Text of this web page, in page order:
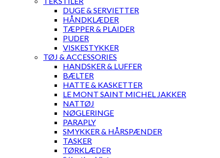
DUGE & SERVIETTER
HÅNDKLÆDER
TÆPPER & PLAIDER
PUDER
VISKESTYKKER
TØJ & ACCESSORIES
HANDSKER & LUFFER
BÆLTER
HATTE & KASKETTER
LE MONT SAINT MICHEL JAKKER
NATTØJ
NØGLERINGE
PARAPLY
SMYKKER & HÅRSPÆNDER
TASKER
TØRKLÆDER